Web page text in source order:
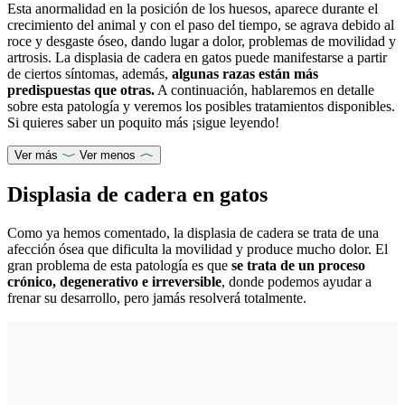
Esta anormalidad en la posición de los huesos, aparece durante el
crecimiento del animal y con el paso del tiempo, se agrava debido al
roce y desgaste óseo, dando lugar a dolor, problemas de movilidad y
artrosis. La displasia de cadera en gatos puede manifestarse a partir
de ciertos síntomas, además, algunas razas están más
predispuestas que otras. A continuación, hablaremos en detalle
sobre esta patología y veremos los posibles tratamientos disponibles.
Si quieres saber un poquito más ¡sigue leyendo!
Ver más Ver menos
Displasia de cadera en gatos
Como ya hemos comentado, la displasia de cadera se trata de una
afección ósea que dificulta la movilidad y produce mucho dolor. El
gran problema de esta patología es que se trata de un proceso
crónico, degenerativo e irreversible, donde podemos ayudar a
frenar su desarrollo, pero jamás resolverá totalmente.